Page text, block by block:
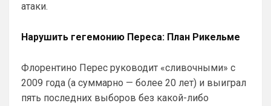
атаки.
Нарушить гегемонию Переса: План Рикельме
Флорентино Перес руководит «сливочными» с
2009 года (а суммарно — более 20 лет) и выиграл
пять последних выборов без какой-либо